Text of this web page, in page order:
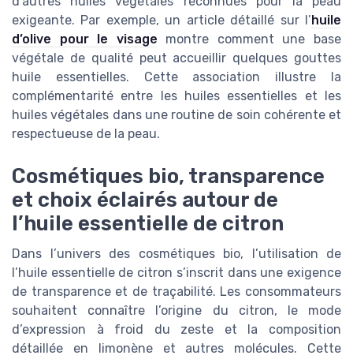
exigeante. Par exemple, un article détaillé sur l’huile
d’olive pour le visage montre comment une base
végétale de qualité peut accueillir quelques gouttes
huile essentielles. Cette association illustre la
complémentarité entre les huiles essentielles et les
huiles végétales dans une routine de soin cohérente et
respectueuse de la peau.
Cosmétiques bio, transparence
et choix éclairés autour de
l’huile essentielle de citron
Dans l’univers des cosmétiques bio, l’utilisation de
l’huile essentielle de citron s’inscrit dans une exigence
de transparence et de traçabilité. Les consommateurs
souhaitent connaître l’origine du citron, le mode
d’expression à froid du zeste et la composition
détaillée en limonène et autres molécules. Cette